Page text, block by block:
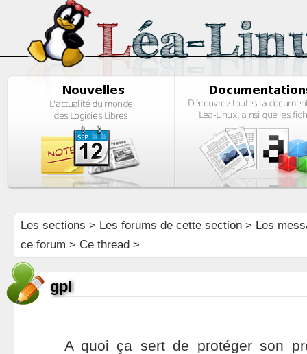
Les sections > Les forums de cette section> Les
ce forum > Ce thread >
gpl
A quoi ça sert de protéger son